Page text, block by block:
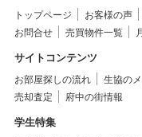
トップページ お客様の声
お問合せ
売買物件一覧
サイトコンテンツ
お部屋探しの流れ 生協の
売却査定
府中の街情報
学生特集